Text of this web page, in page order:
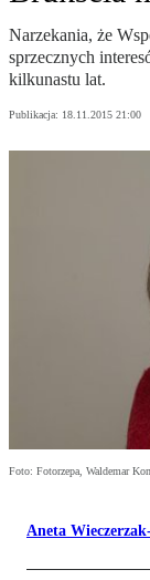
Narzekania, że
sprzecznych
kilkunastu lat.
Publikacja: 18.11.2015 21:00
Foto: Fotorzepa, Waldemar
Aneta